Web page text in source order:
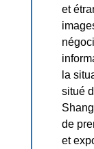
et
la
situé
de
et